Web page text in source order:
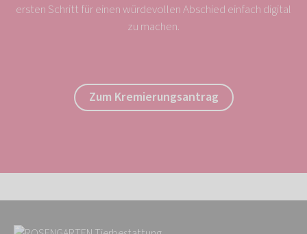
ersten Schritt für einen würdevollen Abschied einfach digital
zu machen.
Zum Kremierungsantrag